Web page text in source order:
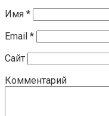
Имя *
Email *
Сайт
Комментарий